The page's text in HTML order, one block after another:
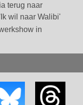
terug naar
wil naar Walibi'
in